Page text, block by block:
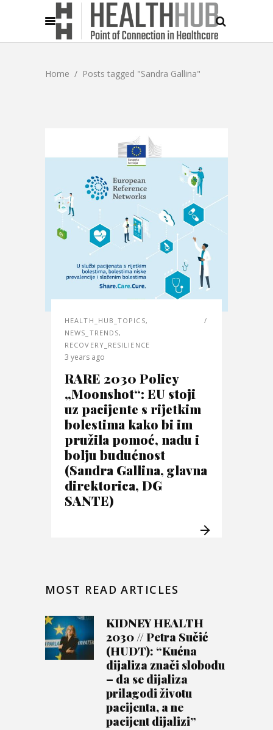
Home / Posts tagged "Sandra Gallina"
HEALTH_HUB_TOPICS,
NEWS_TRENDS,
RECOVERY_RESILIENCE
3 years ago
RARE 2030 Policy
„Moonshot“: EU stoji
uz pacijente s rijetkim
bolestima kako bi im
pružila pomoć, nadu i
bolju budućnost
(Sandra Gallina, glavna
direktorica, DG
SANTE)
MOST READ ARTICLES
KIDNEY HEALTH
2030 // Petra Sučić
(HUDT): “Kućna
dijaliza znači slobodu
– da se dijaliza
prilagodi životu
pacijenta, a ne
pacijent dijalizi”